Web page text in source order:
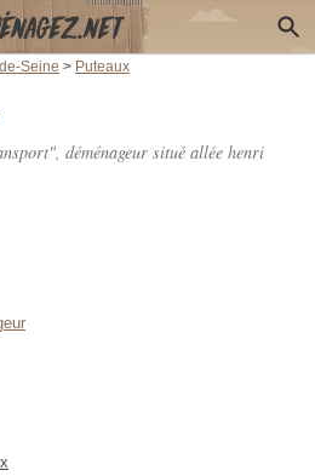
Seine > Puteaux
déménageur situé allée henri